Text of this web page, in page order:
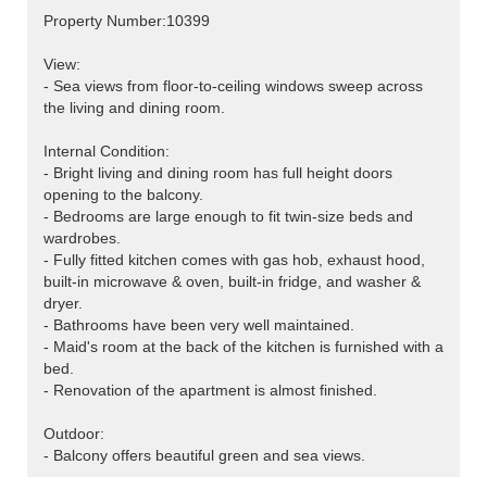
Property Number:10399
View:
- Sea views from floor-to-ceiling windows sweep across
the living and dining room.
Internal Condition:
- Bright living and dining room has full height doors
opening to the balcony.
- Bedrooms are large enough to fit twin-size beds and
wardrobes.
- Fully fitted kitchen comes with gas hob, exhaust hood,
built-in microwave & oven, built-in fridge, and washer &
dryer.
- Bathrooms have been very well maintained.
- Maid's room at the back of the kitchen is furnished with a
bed.
- Renovation of the apartment is almost finished.
Outdoor:
- Balcony offers beautiful green and sea views.